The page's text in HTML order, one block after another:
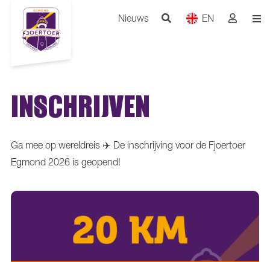
Nieuws EN
INSCHRIJVEN
Ga mee op wereldreis ✈️ De inschrijving voor de Fjoertoer
Egmond 2026 is geopend!